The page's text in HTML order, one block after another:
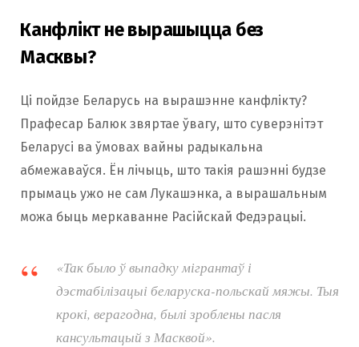
Канфлікт не вырашыцца без
Масквы?
Ці пойдзе Беларусь на вырашэнне канфлікту?
Прафесар Балюк звяртае ўвагу, што суверэнітэт
Беларусі ва ўмовах вайны радыкальна
абмежаваўся. Ён лічыць, што такія рашэнні будзе
прымаць ужо не сам Лукашэнка, а вырашальным
можа быць меркаванне Расійскай Федэрацыі.
«Так было ў выпадку мігрантаў і
дэстабілізацыі беларуска-польскай мяжы. Тыя
крокі, верагодна, былі зроблены пасля
кансультацый з Масквой».